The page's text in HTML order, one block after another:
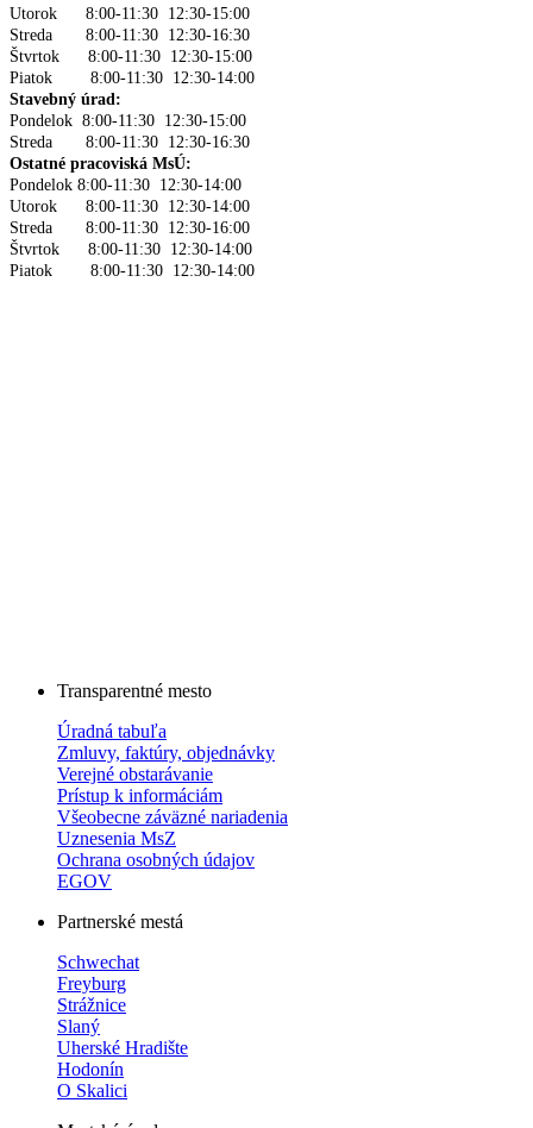
Utorok 8:00-11:30 12:30-15:00
Streda 8:00-11:30 12:30-16:30
Štvrtok 8:00-11:30 12:30-15:00
Piatok 8:00-11:30 12:30-14:00
Stavebný úrad:
Pondelok 8:00-11:30 12:30-15:00
Streda 8:00-11:30 12:30-16:30
Ostatné pracoviská MsÚ:
Pondelok 8:00-11:30 12:30-14:00
Utorok 8:00-11:30 12:30-14:00
Streda 8:00-11:30 12:30-16:00
Štvrtok 8:00-11:30 12:30-14:00
Piatok 8:00-11:30 12:30-14:00
Transparentné mesto
Úradná tabuľa
Zmluvy, faktúry, objednávky
Verejné obstarávanie
Prístup k informáciám
Všeobecne záväzné nariadenia
Uznesenia MsZ
Ochrana osobných údajov
EGOV
Partnerské mestá
Schwechat
Freyburg
Strážnice
Slaný
Uherské Hradište
Hodonín
O Skalici